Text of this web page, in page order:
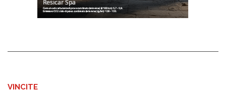
VINCITE